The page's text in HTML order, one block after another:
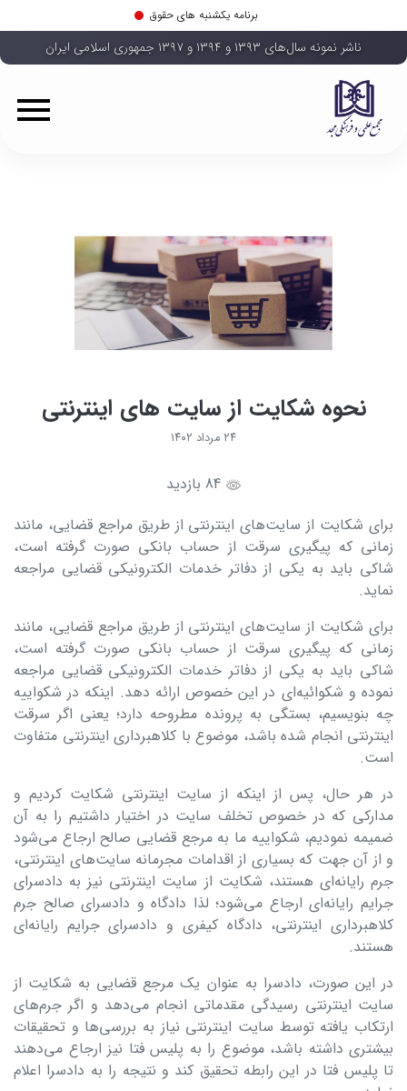
برنامه یکشنبه های حقوق
ناشر نمونه سال‌های ۱۳۹۳ و ۱۳۹۴ و ۱۳۹۷ جمهوری اسلامی ایران
نحوه شکایت از سایت های اینترنتی
۲۴ مرداد ۱۴۰۲
84 بازدید
برای شکایت از سایت‌های اینترنتی از طریق مراجع قضایی، مانند
زمانی که پیگیری سرقت از حساب بانکی صورت گرفته است،
شاکی باید به یکی از دفاتر خدمات الکترونیکی قضایی مراجعه
نماید.
برای شکایت از سایت‌های اینترنتی از طریق مراجع قضایی، مانند
زمانی که پیگیری سرقت از حساب بانکی صورت گرفته است،
شاکی باید به یکی از دفاتر خدمات الکترونیکی قضایی مراجعه
نموده و شکوائیه‌ای در این خصوص ارائه دهد. اینکه در شکواییه
چه بنویسیم، بستگی به پرونده مطروحه دارد؛ یعنی اگر سرقت
اینترنتی انجام شده باشد، موضوع با کلاهبرداری اینترنتی متفاوت
است.
در هر حال، پس از اینکه از سایت اینترنتی شکایت کردیم و
مدارکی که در خصوص تخلف سایت در اختیار داشتیم را به آن
ضمیمه نمودیم، شکواییه ما به مرجع قضایی صالح ارجاع می‌شود
و از آن جهت که بسیاری از اقدامات مجرمانه سایت‌های اینترنتی،
جرم رایانه‌ای هستند، شکایت از سایت اینترنتی نیز به دادسرای
جرایم رایانه‌ای ارجاع می‌شود؛ لذا دادگاه و دادسرای صالح جرم
کلاهبرداری اینترنتی، دادگاه کیفری و دادسرای جرایم رایانه‌ای
هستند.
در این صورت، دادسرا به عنوان یک مرجع قضایی به شکایت از
سایت اینترنتی رسیدگی مقدماتی انجام می‌دهد و اگر جرم‌های
ارتکاب یافته توسط سایت اینترنتی نیاز به بررسی‌ها و تحقیقات
بیشتری داشته باشد، موضوع را به پلیس فتا نیز ارجاع می‌دهند
تا پلیس فتا در این رابطه تحقیق کند و نتیجه را به دادسرا اعلام